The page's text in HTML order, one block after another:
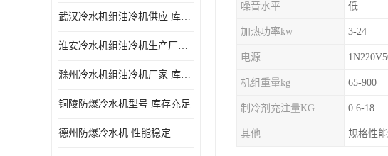
武汉冷水机组油冷机供应 库存充足 康嘉温控
淮安冷水机组油冷机生产厂家 性能稳定 康嘉温控
滁州冷水机组油冷机厂家 库存充足 康嘉温控
铜陵防爆冷水机型号 库存充足
德州防爆冷水机 性能稳定
噪音水平 低
加热功率kw 3-24
电源
机组重量kg 65-900
制冷剂充注量KG 0.6-18
其他 规格性